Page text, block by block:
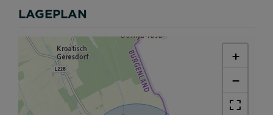
LAGEPLAN
+
−